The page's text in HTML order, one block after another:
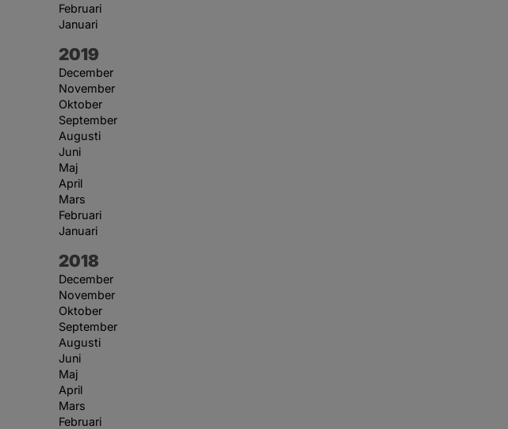
Februari
Januari
År:
2019
December
November
Oktober
September
Augusti
Juni
Maj
April
Mars
Februari
Januari
År:
2018
December
November
Oktober
September
Augusti
Juni
Maj
April
Mars
Februari